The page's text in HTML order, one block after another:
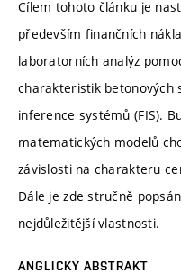
Cílem tohoto článku je
především finančních
laboratorních analýz
charakteristik betonových
inference systémů (FIS).
matematických modelů
závislosti na charakteru
Dále je zde stručně
nejdůležitější vlastnosti.
ANGLICKÝ ABSTRAKT